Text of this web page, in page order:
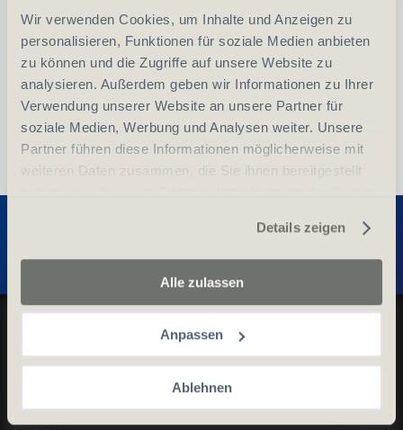
Wir verwenden Cookies, um Inhalte und Anzeigen zu
personalisieren, Funktionen für soziale Medien anbieten
zu können und die Zugriffe auf unsere Website zu
analysieren. Außerdem geben wir Informationen zu Ihrer
Verwendung unserer Website an unsere Partner für
soziale Medien, Werbung und Analysen weiter. Unsere
Partner führen diese Informationen möglicherweise mit
weiteren Daten zusammen, die Sie ihnen bereitgestellt
Details zeigen
Alle zulassen
Anpassen
Ablehnen
vergleichen In den Warenkorb
Datenschutz und Cookie-Richtlinien
Allgemeine Geschäftsbedingungen
Kontaktieren Sie uns